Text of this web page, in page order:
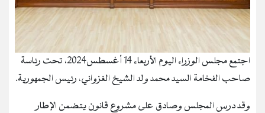
اجتمع مجلس الوزراء اليوم الأربعاء 14 أغسطس2024، تحت رئاسة
صاحب الفخامة السيد محمد ولد الشيخ الغزواني، رئيس الجمهورية.
وقد درس المجلس وصادق على مشروع قانون يتضمن الإطار